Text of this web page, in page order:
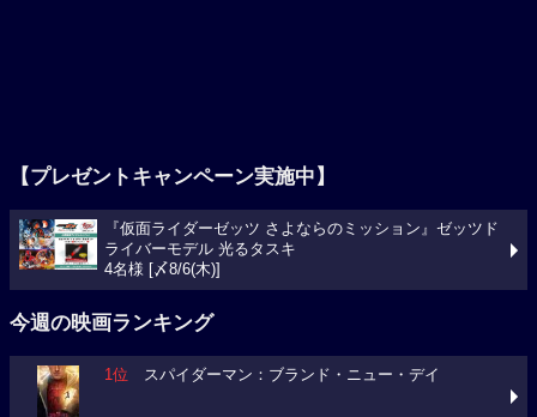
【プレゼントキャンペーン実施中】
『仮面ライダーゼッツ さよならのミッション』ゼッツド
ライバーモデル 光るタスキ
4名様 [〆8/6(木)]
今週の映画ランキング
1位 スパイダーマン：ブランド・ニュー・デイ